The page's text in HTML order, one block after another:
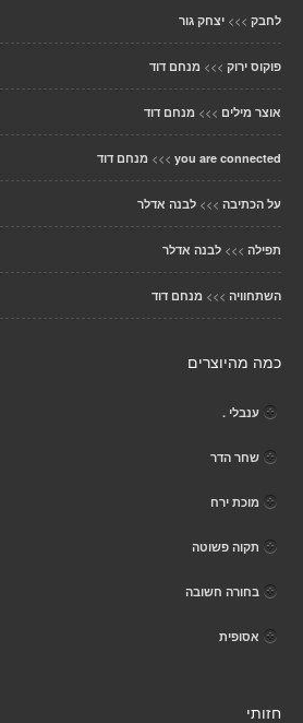
לחבק >>> יצחק גור
פוקוס ירוק >>> מנחם דוד
אוצר מילים >>> מנחם דוד
you are connected
>>> מנחם דוד
על הכתיבה >>> לבנה אדלר
תפילה >>> לבנה אדלר
השתחוויה >>> מנחם דוד
כמה מהיוצרים
ענבלי .
שחר הדר
מוכת ירח
תקוה פשוטה
בחורה חשובה
אסופית
חזותי